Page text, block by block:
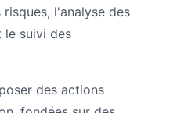
l'analyse des
le suivi des
des actions